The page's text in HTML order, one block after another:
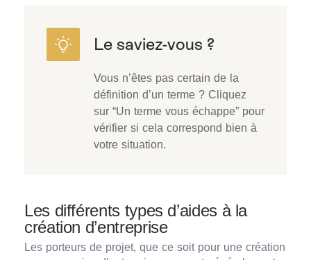
Vous n’êtes pas certain de la
définition d’un terme ? Cliquez
sur “Un terme vous échappe” pour
vérifier si cela correspond bien à
votre situation.
Les différents types d’aides à la
création d’entreprise
Les porteurs de projet, que ce soit pour une création